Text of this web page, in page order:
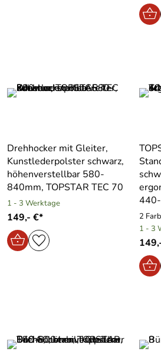
Drehhocker mit Gleiter,
Kunstlederpolster schwarz,
höhenverstellbar 580-
840mm, TOPSTAR TEC 70
1 - 3 Werktage
149,- €*
2
1 - 3